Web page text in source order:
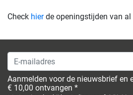
Check hierde openingstijden van al
E-mailadres
Aanmelden voor de nieuwsbrief en
€ 10,00 ontvangen *